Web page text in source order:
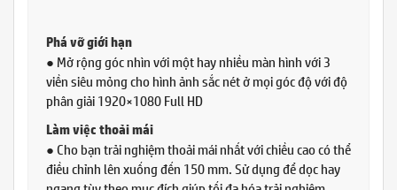
Phá vỡ giới hạn
● Mở rộng góc nhìn với một hay nhiều màn hình với 3
viền siêu mỏng cho hình ảnh sắc nét ở mọi góc độ với độ
phân giải 1920×1080 Full HD
Làm việc thoải mái
● Cho bạn trải nghiệm thoải mái nhất với chiều cao có thể
điều chỉnh lên xuống đến 150 mm. Sử dụng để dọc hay